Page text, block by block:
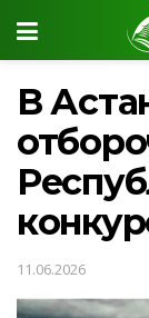
В
11.06.2026